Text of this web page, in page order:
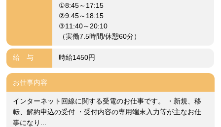
①8:45～17:15
②9:45～18:15
③11:40～20:10
（実働7.5時間/休憩60分）
給 与 時給1450円
お仕事内容
インターネット回線に関する受電のお仕事です。 ・新規、移
転、解約申込の受付 ・受付内容の専用端末入力等が主なお仕
事になり...